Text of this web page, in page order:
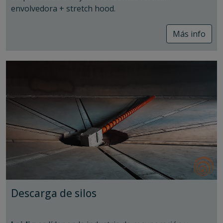
completo de lo silos, aprovechando su máxima
capacidad, sin problemas de compactación en el
envolvedora + stretch hood.
importante contar con un buen sistema de flejado,
adicionar cantoneras en las esquinas, lo que nos
brindará un pallet mucho más prolijo y con menos
posibilidad de rotura de film en dichas partes.
Más info
Descarga de silos